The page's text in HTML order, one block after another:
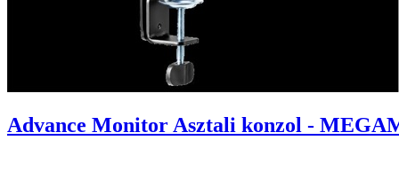
Advance Monitor Asztali konzol -